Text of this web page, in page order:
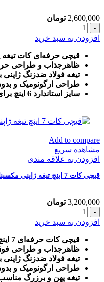
2,600,000 تومان
قیچی
کات
ژاپنی
6
اینچ
مکسینال
عدد
افزودن به سبد خرید
قیچی حرفه‌ای کات تیغه
ظاهرجذاب و طراحی
تیغه فولاد ضدزنگ ژاپنی
طراحی ارگونومیک و
سایز استاندارد 6 اینچ برای کارایی عالی
Add to compare
مشاهده سریع
افزودن به علاقه مندی
قیچی کات 7 اینچ تیغه ژاپنی مکسینال
3,200,000 تومان
قیچی
کات
7
اینچ
تیغه
ژاپنی
مکسینال
عدد
افزودن به سبد خرید
قیچی کات حرفه‌ای 7 اینچ سایز بزرگ
ظاهرجذاب و طراحی
تیغه فولاد ضدزنگ ژاپنی
طراحی ارگونومیک و
تیغه پهن و برزرگ